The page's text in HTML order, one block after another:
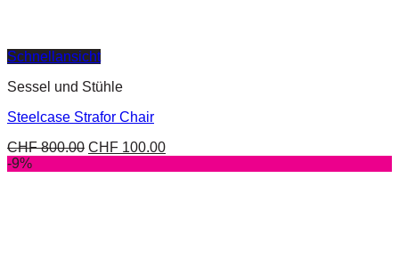
Schnellansicht
Sessel und Stühle
Steelcase Strafor Chair
CHF800.00 CHF 100.00
-9%